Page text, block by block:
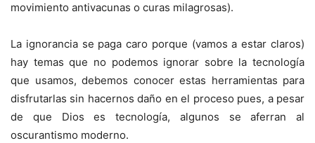
movimiento antivacunas o curas milagrosas).
La ignorancia se paga caro porque (vamos a estar claros)
hay temas que no podemos ignorar sobre la tecnología
que usamos, debemos conocer estas herramientas para
disfrutarlas sin hacernos daño en el proceso pues, a pesar
de que Dios es tecnología, algunos se aferran al
oscurantismo moderno.